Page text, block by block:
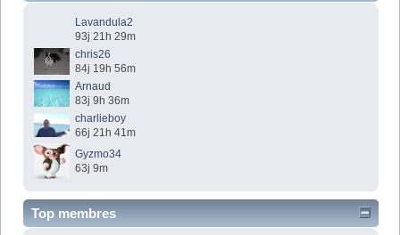
Lavandula2
93j 21h 29m
chris26
84j 19h 56m
Arnaud
83j 9h 36m
charlieboy
66j 21h 41m
Gyzmo34
63j 9m
Top membres